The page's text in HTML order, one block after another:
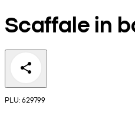
Scaffale in
PLU: 629799